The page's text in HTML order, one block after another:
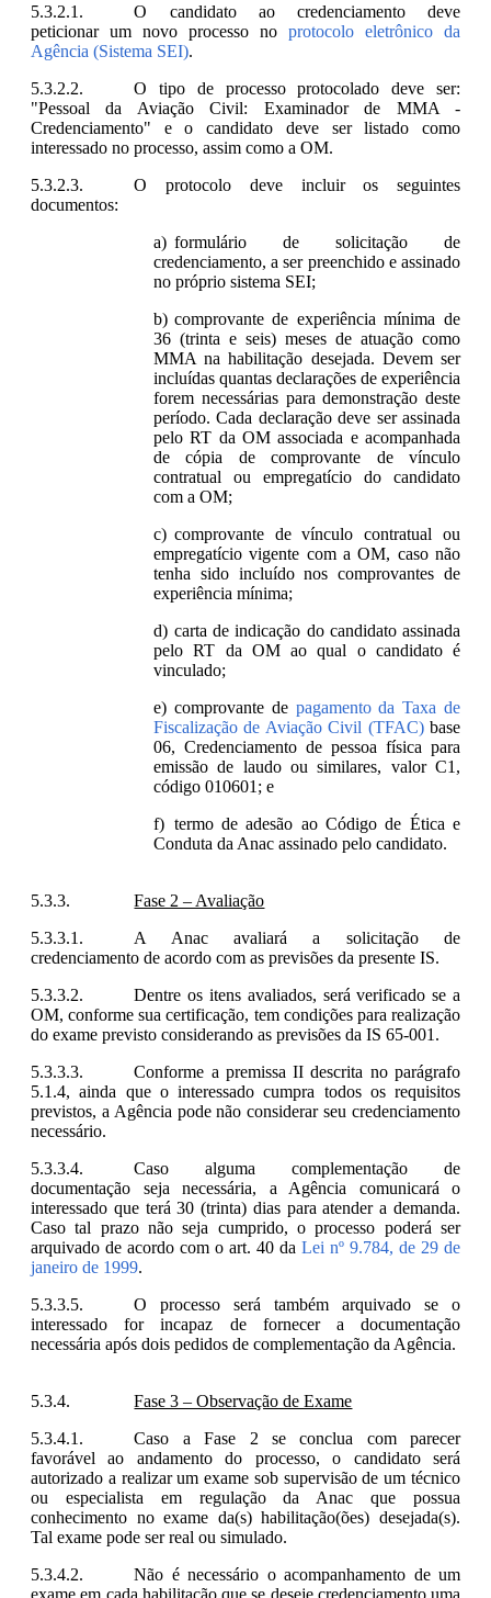
O candidato ao credenciamento deve
peticionar um novo processo no protocolo eletrônico da
Agência (Sistema SEI).
O tipo de processo protocolado deve ser:
"Pessoal da Aviação Civil: Examinador de MMA -
Credenciamento" e o candidato deve ser listado como
interessado no processo, assim como a OM.
O protocolo deve incluir os seguintes
documentos:
formulário de solicitação de
credenciamento, a ser preenchido e assinado
no próprio sistema SEI;
comprovante de experiência mínima de
36 (trinta e seis) meses de atuação como
MMA na habilitação desejada. Devem ser
incluídas quantas declarações de experiência
forem necessárias para demonstração deste
período. Cada declaração deve ser assinada
pelo RT da OM associada e acompanhada
de cópia de comprovante de vínculo
contratual ou empregatício do candidato
com a OM;
comprovante de vínculo contratual ou
empregatício vigente com a OM, caso não
tenha sido incluído nos comprovantes de
experiência mínima;
carta de indicação do candidato assinada
pelo RT da OM ao qual o candidato é
vinculado;
comprovante de pagamento da Taxa de
Fiscalização de Aviação Civil (TFAC)base
06, Credenciamento de pessoa física para
emissão de laudo ou similares, valor C1,
código 010601; e
termo de adesão ao Código de Ética e
Conduta da Anac assinado pelo candidato.
Fase 2 – Avaliação
A Anac avaliará a solicitação de
credenciamento de acordo com as previsões da presente IS.
Dentre os itens avaliados, será verificado se a
OM, conforme sua certificação, tem condições para realização
do exame previsto considerando as previsões da IS 65-001 .
Conforme a premissa II descrita no parágrafo
5.1.4, ainda que o interessado cumpra todos os requisitos
previstos, a Agência pode não considerar seu credenciamento
necessário.
Caso alguma complementação de
documentação seja necessária, a Agência comunicará o
interessado que terá 30 (trinta) dias para atender a demanda.
Caso tal prazo não seja cumprido, o processo poderá ser
arquivado de acordo com o art. 40 da Lei nº 9.784, de 29 de
janeiro de 1999.
O processo será também arquivado se o
interessado for incapaz de fornecer a documentação
necessária após dois pedidos de complementação da Agência.
Fase 3 – Observação de Exame
Caso a Fase 2 se conclua com parecer
favorável ao andamento do processo, o candidato será
autorizado a realizar um exame sob supervisão de um técnico
ou especialista em regulação da Anac que possua
conhecimento no exame da(s) habilitação(ões) desejada(s).
Tal exame pode ser real ou simulado.
Não é necessário o acompanhamento de um
exame em cada habilitação que se deseje credenciamento uma